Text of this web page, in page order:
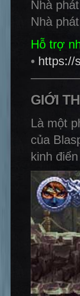
Nhà
Nhà
Hỗ trợ
• https://
GIỚI
Là một
của
kinh